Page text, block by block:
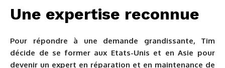
Une expertise reconnue
Pour répondre à une demande grandissante, Tim
décide de se former aux Etats-Unis et en Asie pour
devenir un expert en réparation et en maintenance de